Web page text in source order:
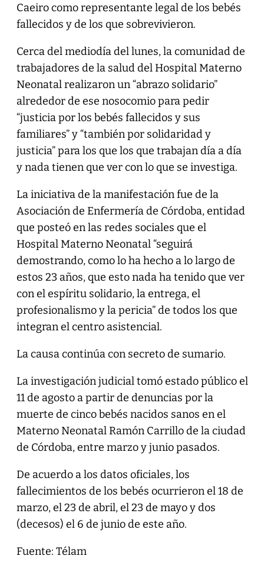
Caeiro como representante legal de los bebés
fallecidos y de los que sobrevivieron.
Cerca del mediodía del lunes, la comunidad de
trabajadores de la salud del Hospital Materno
Neonatal realizaron un “abrazo solidario”
alrededor de ese nosocomio para pedir
“justicia por los bebés fallecidos y sus
familiares” y “también por solidaridad y
justicia” para los que los que trabajan día a día
y nada tienen que ver con lo que se investiga.
La iniciativa de la manifestación fue de la
Asociación de Enfermería de Córdoba, entidad
que posteó en las redes sociales que el
Hospital Materno Neonatal “seguirá
demostrando, como lo ha hecho a lo largo de
estos 23 años, que esto nada ha tenido que ver
con el espíritu solidario, la entrega, el
profesionalismo y la pericia” de todos los que
integran el centro asistencial.
La causa continúa con secreto de sumario.
La investigación judicial tomó estado público el
11 de agosto a partir de denuncias por la
muerte de cinco bebés nacidos sanos en el
Materno Neonatal Ramón Carrillo de la ciudad
de Córdoba, entre marzo y junio pasados.
De acuerdo a los datos oficiales, los
fallecimientos de los bebés ocurrieron el 18 de
marzo, el 23 de abril, el 23 de mayo y dos
(decesos) el 6 de junio de este año.
Fuente: Télam